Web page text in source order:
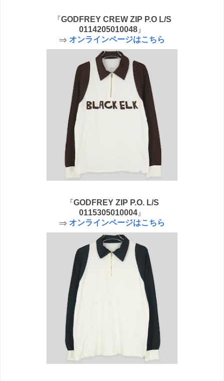
『GODFREY CREW ZIP P.O L/S
0114205010048』
⇒ オンラインページはこちら
『GODFREY ZIP P.O. L/S
0115305010004』
⇒ オンラインページはこちら